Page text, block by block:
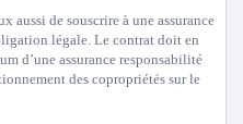
aussi de souscrire à une assurance
légale. Le contrat doit en
d’une assurance responsabilité
des copropriétés sur le